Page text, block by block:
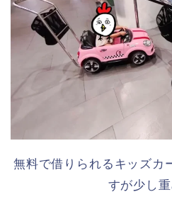
無料で借りられるキッズカ
すが少し